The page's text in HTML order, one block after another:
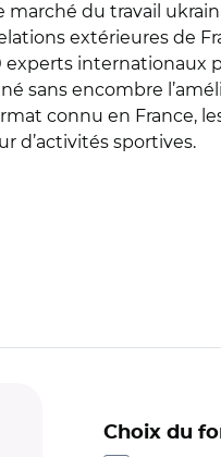
marché du travail
extérieures de
experts
sans encombre
connu en France,
d’activités sportives.
Choix du